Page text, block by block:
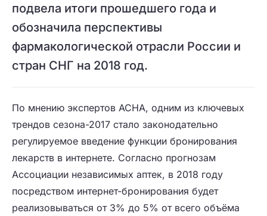
подвела итоги прошедшего года и
обозначила перспективы
фармакологической отрасли России и
стран СНГ на 2018 год.
По мнению экспертов АСНА, одним из ключевых
трендов сезона-2017 стало законодательно
регулируемое введение функции бронирования
лекарств в интернете. Согласно прогнозам
Ассоциации независимых аптек, в 2018 году
посредством интернет-бронирования будет
реализовываться от 3% до 5% от всего объёма